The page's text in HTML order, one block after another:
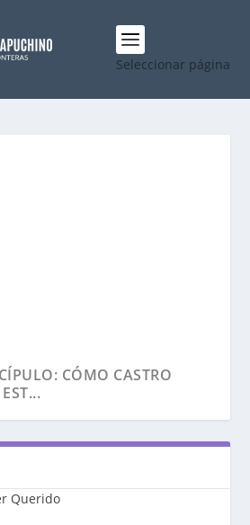
Seleccionar página
CÓMO CASTRO